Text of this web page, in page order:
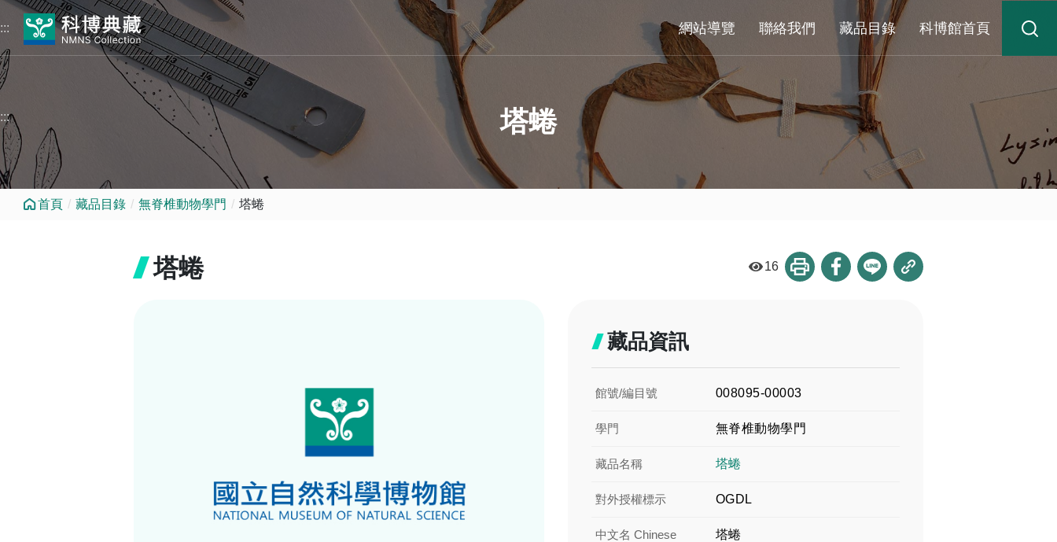
跳到中央內容區塊
:::
網站導覽 聯絡我們 藏品目錄 科博館首頁
塔蜷
:::
首頁 藏品目錄 無脊椎動物學門 塔蜷
塔蜷 16
藏品資訊
館號/編目號 008095-00003
學門 無脊椎動物學門
藏品名稱 塔蜷
對外授權標示 OGDL
中文名 Chinese
塔蜷